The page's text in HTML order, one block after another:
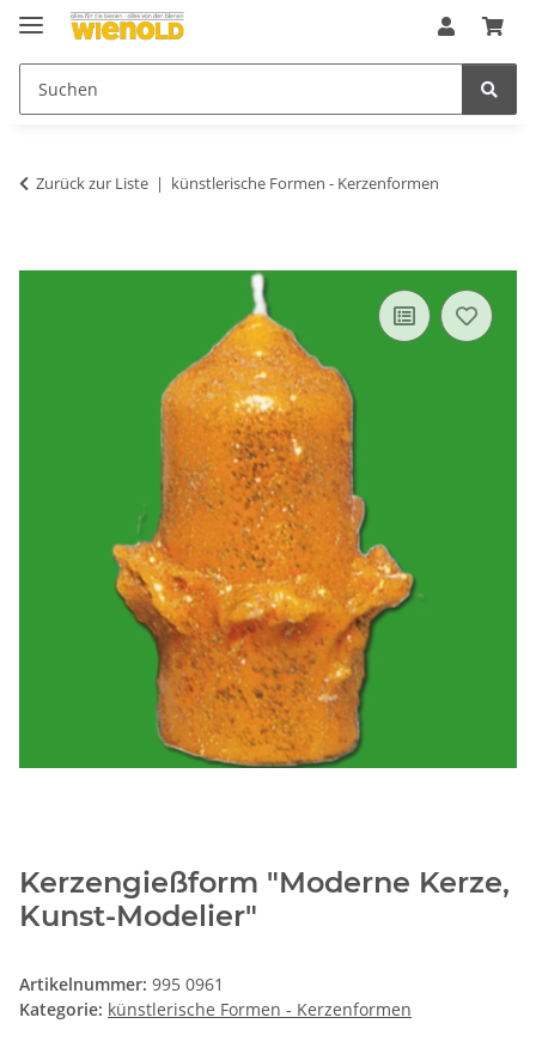
Zurück zur Liste künstlerische Formen - Kerzenformen
Kerzengießform "Moderne Kerze,
Kunst-Modelier"
Artikelnummer: 995 0961
Kategorie: künstlerische Formen - Kerzenformen